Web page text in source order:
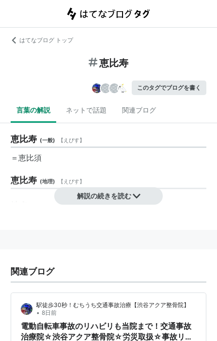
はてなブログ トップ
恵比寿
このタグでブログを書く
言葉の解説 ネットで話題 関連ブログ
恵比寿 (一般) 【 えびす】
＝恵比須
恵比寿 (地理) 【 えびす】
1890年 （明治23年）、この地（当時・目黒村三田）に
らった「恵比寿ビール」を発売。1901年（明治34
年）、
恵比寿ビール
比寿駅が開設されてから、徐々にこの駅とビール工場の
解説の続きを読む
関連ブログ
駅徒歩30秒！むちうち交通事故治療【渋谷アクア整骨院】
• 8日前
電動自転車事故のリハビリも当院まで！交通事故
治療院☆渋谷アクア整骨院☆労災取扱☆事故リハ